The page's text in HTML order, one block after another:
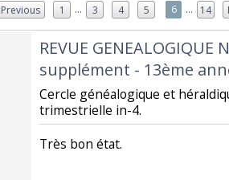
Previous 1 ... 3 4 5 6 ... 14
‎REVUE GENEALOGIQUE
supplément - 13ème
‎Cercle généalogique et
trimestrielle in-4.‎
‎Très bon état.‎